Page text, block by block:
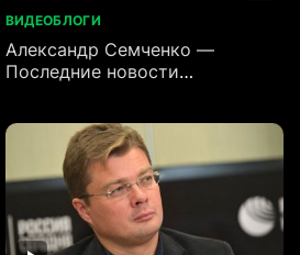
ВИДЕОБЛОГИ
Александр Семченко —
Последние новости